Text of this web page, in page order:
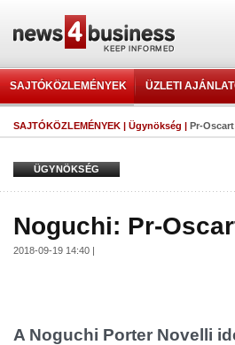
SAJTÓKÖZLEMÉNYEK ÜZLETI
SAJTÓKÖZLEMÉNYEK | Ügynökség | Pr-
ÜGYNÖKSÉG
Noguchi: Pr-
2018-09-19 14:40 |
A Noguchi Porter Novelli